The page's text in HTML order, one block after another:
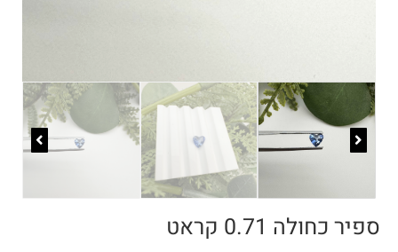
ספיר כחולה 0.71 קראט